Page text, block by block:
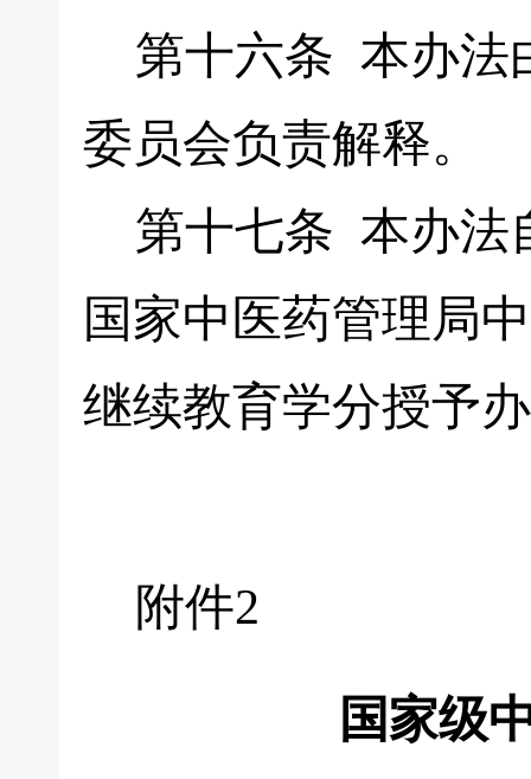
第十六条 本办法
委员会负责解释。
第十七条 本办法
国家中医药管理局
继续教育学分授予
附件2
国家级